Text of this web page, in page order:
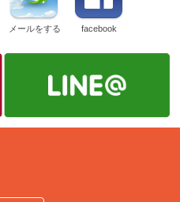
メールをする facebook